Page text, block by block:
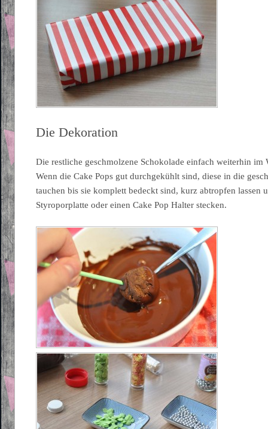
Die Dekoration
Die restliche geschmolzene Schokolade einfach weiterhin im
Wenn die Cake Pops gut durchgekühlt sind, diese in die
tauchen bis sie komplett bedeckt sind, kurz abtropfen lassen
Styroporplatte oder einen Cake Pop Halter stecken.